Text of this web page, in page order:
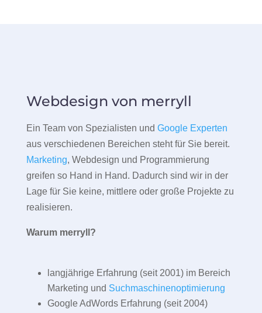
Webdesign von merryll
Ein Team von Spezialisten und Google Experten
aus verschiedenen Bereichen steht für Sie bereit.
Marketing, Webdesign und Programmierung
greifen so Hand in Hand. Dadurch sind wir in der
Lage für Sie keine, mittlere oder große Projekte zu
realisieren.
Warum merryll?
langjährige Erfahrung (seit 2001) im Bereich
Marketing und Suchmaschinenoptimierung
Google AdWords Erfahrung (seit 2004)